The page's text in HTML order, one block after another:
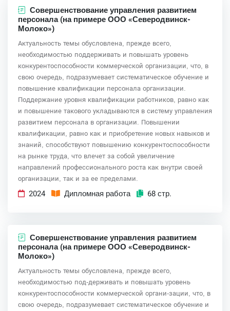
Совершенствование управления развитием
персонала (на примере ООО «Северодвинск-
Молоко»)
Актуальность темы обусловлена, прежде всего,
необходимостью поддерживать и повышать уровень
конкурентоспособности коммерческой организации, что, в
свою очередь, подразумевает систематическое обучение и
повышение квалификации персонала организации.
Поддержание уровня квалификации работников, равно как
и повышение такового укладываются в систему управления
развитием персонала в организации. Повышении
квалификации, равно как и приобретение новых навыков и
знаний, способствуют повышению конкурентоспособности
на рынке труда, что влечет за собой увеличение
направлений профессионального роста как внутри своей
организации, так и за ее пределами.
2024 Дипломная работа 68 стр.
Совершенствование управления развитием
персонала (на примере ООО «Северодвинск-
Молоко»)
Актуальность темы обусловлена, прежде всего,
необходимостью под-держивать и повышать уровень
конкурентоспособности коммерческой органи-зации, что, в
свою очередь, подразумевает систематическое обучение и